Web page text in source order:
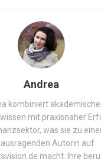
Andrea
kombiniert
mit praxisnaher
was sie zu
Autorin auf
macht. Ihre